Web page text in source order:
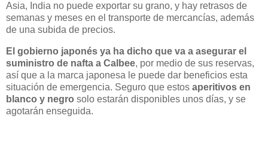
Asia, India no puede exportar su grano, y hay retrasos de
semanas y meses en el transporte de mercancías, además
de una subida de precios.
El gobierno japonés ya ha dicho que va a asegurar el
suministro de nafta a Calbee, por medio de sus reservas,
así que a la marca japonesa le puede dar beneficios esta
situación de emergencia. Seguro que estos aperitivos en
blanco y negro solo estarán disponibles unos días, y se
agotarán enseguida.